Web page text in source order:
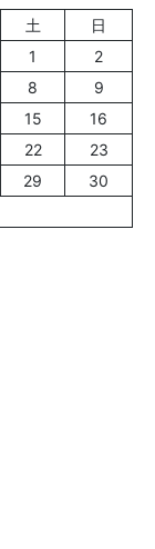
土
日
1
2
8
9
15
16
22
23
29
30